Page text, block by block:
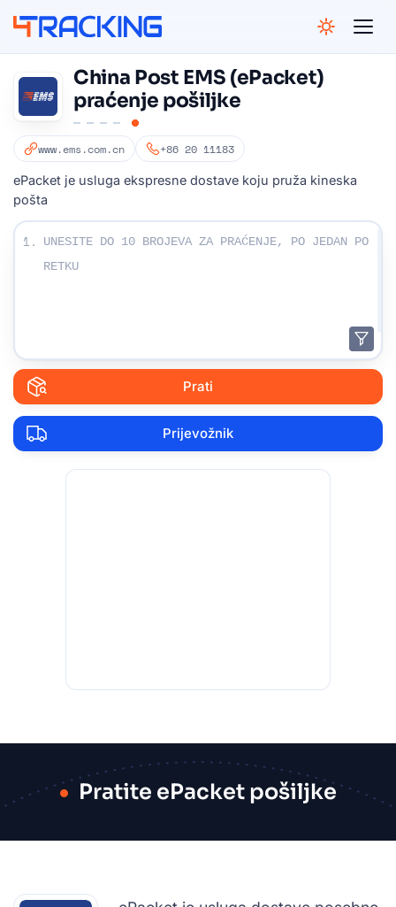
China Post EMS (ePacket)
praćenje pošiljke
www.ems.com.cn +86 20 11183
ePacket je usluga ekspresne dostave koju pruža kineska
pošta
Unesite svoje brojeve za praćenje:
1.
Prati
Prijevožnik
Pratite ePacket pošiljke